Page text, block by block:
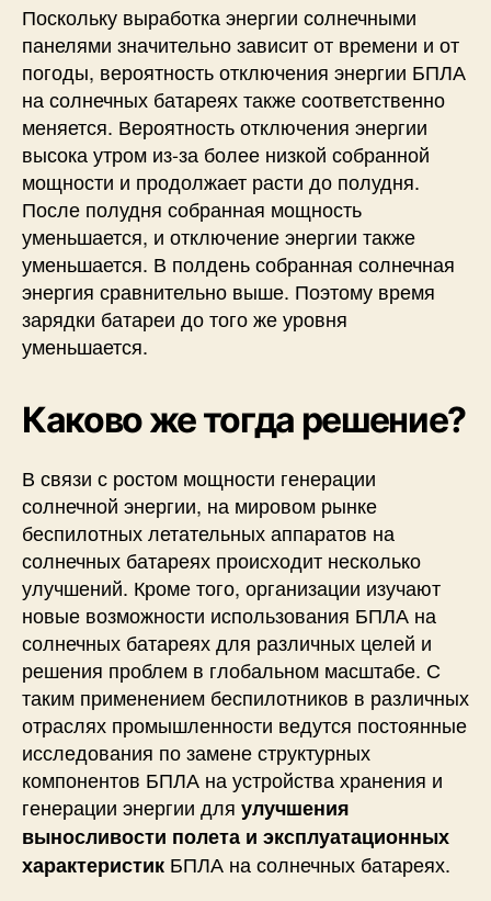
Поскольку выработка энергии солнечными
панелями значительно зависит от времени и от
погоды, вероятностьотключения энергии БПЛА
на солнечных батареях также соответственно
меняется. Вероятность отключения энергии
высока утром из-за более низкой собранной
мощности и продолжает расти до полудня.
После полудня собранная мощность
уменьшается, и отключение энергии также
уменьшается. В полдень собранная солнечная
энергия сравнительно выше. Поэтому время
зарядки батареи до того же уровня
уменьшается.
Каково же тогда решение?
В связи с ростом мощности генерации
солнечной энергии, на мировом рынке
беспилотных летательных аппаратов на
солнечных батареях происходит несколько
улучшений. Кроме того, организации изучают
новые возможности использования БПЛА на
солнечных батареях для различных целей и
решения проблем в глобальном масштабе. С
таким применением беспилотников в различных
отраслях промышленности ведутся постоянные
исследования по замене структурных
компонентов БПЛА на устройства хранения и
генерации энергии для улучшения
выносливости полета и эксплуатационных
характеристик БПЛА на солнечных батареях.